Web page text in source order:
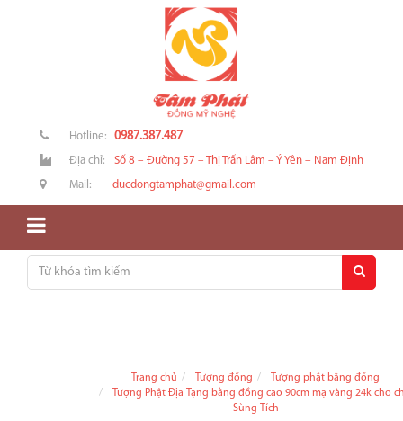
Hotline: 0987.387.487
Địa chỉ: Số 8 – Đường 57 – Thị Trấn Lâm – Ý Yên – Nam Định
Mail: ducdongtamphat@gmail.com
Trang chủ Tượng đồng
Tượng phật bằng đồng
Tượng Phật Địa Tạng bằng đồng cao 90cm mạ vàng 24k cho
Sùng Tích